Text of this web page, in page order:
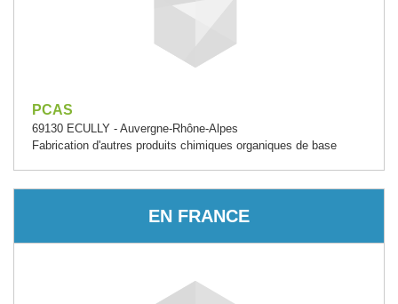
PCAS
69130 ECULLY - Auvergne-Rhône-Alpes
Fabrication d'autres produits chimiques organiques de base
EN FRANCE